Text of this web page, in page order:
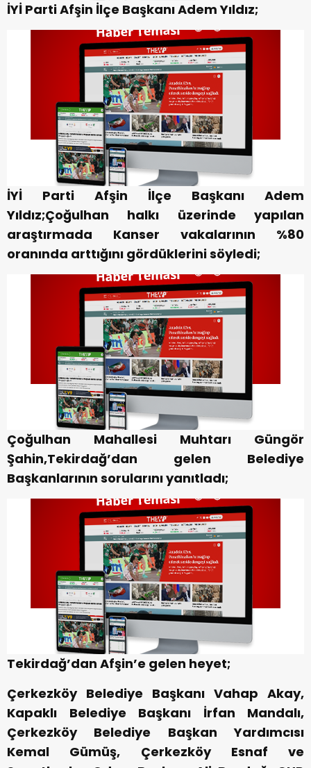
İYİ Parti Afşin İlçe Başkanı Adem Yıldız;
İYİ Parti Afşin İlçe Başkanı Adem
Yıldız;Çoğulhan halkı üzerinde yapılan
araştırmada Kanser vakalarının %80
oranında arttığını gördüklerini söyledi;
Çoğulhan Mahallesi Muhtarı Güngör
Şahin,Tekirdağ’dan gelen Belediye
Başkanlarının sorularını yanıtladı;
Tekirdağ’dan Afşin’e gelen heyet;
Çerkezköy Belediye Başkanı Vahap Akay,
Kapaklı Belediye Başkanı İrfan Mandalı,
Çerkezköy Belediye Başkan Yardımcısı
Kemal Gümüş, Çerkezköy Esnaf ve